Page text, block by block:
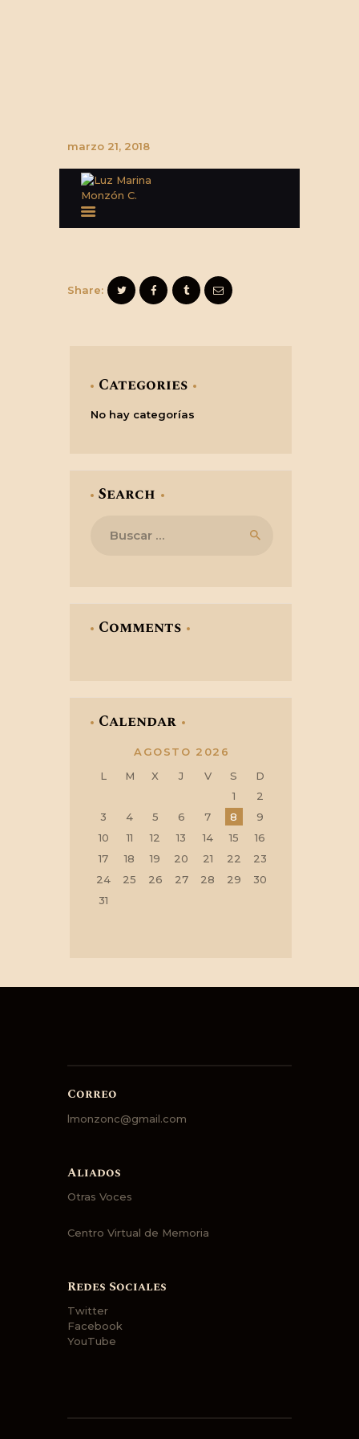
marzo 21, 2018
Share:
Categories
No hay categorías
Search
Comments
Calendar
AGOSTO 2026
L
M X J V S
D
1
2
3
4 5 6 7 8
9
10
11 12 13 14 15
16
17
18 19 20 21 22
23
24
25 26 27 28 29
30
31
Correo
lmonzonc@gmail.com
Aliados
Otras Voces
Centro Virtual de Memoria
Redes Sociales
Twitter
Facebook
YouTube